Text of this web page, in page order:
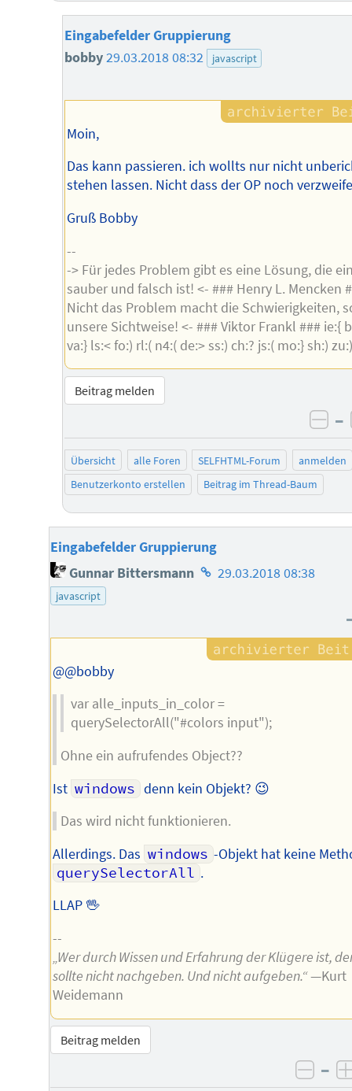
Eingabefelder Gruppierung
bobby29.03.2018 08:32 javascript
Moin,
Das kann passieren. ich wollts nur nicht
stehen lassen. Nicht dass der OP noch
Gruß Bobby
--
-> Für jedes Problem gibt es eine Lösung, die
sauber und falsch ist! <- ### Henry L. Mencken
Nicht das Problem macht die Schwierigkeiten,
unsere Sichtweise! <- ### Viktor Frankl ### ie:{
va:} ls:< fo:) rl:( n4:( de:> ss:) ch:? js:( mo:} sh:) zu:)
Beitrag melden
–
Übersicht alle Foren SELFHTML-Forum
anmelden
Benutzerkonto erstellen
Beitrag im Thread-Baum
Eingabefelder Gruppierung
Gunnar Bittersmann Homepage
29.03.2018 08:38
javascript
@@bobby
var alle_inputs_in_color =
querySelectorAll("#colors input");
Ohne ein aufrufendes Object??
Ist windows denn kein Objekt? 😉
Das wird nicht funktionieren.
Allerdings. Das windows -Objekt hat keine
querySelectorAll .
LLAP 🖖
--
„Wer durch Wissen und Erfahrung der Klügere ist,
sollte nicht nachgeben. Und nicht aufgeben.“—Kurt
Weidemann
Beitrag melden
–